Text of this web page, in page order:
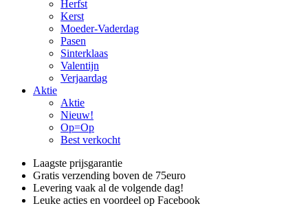
Herfst
Kerst
Moeder-Vaderdag
Pasen
Sinterklaas
Valentijn
Verjaardag
Aktie
Aktie
Nieuw!
Op=Op
Best verkocht
Laagste prijsgarantie
Gratis verzending boven de 75euro
Levering vaak al de volgende dag!
Leuke acties en voordeel op Facebook